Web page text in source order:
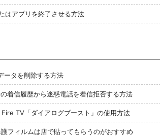
はアプリを終了させる方法
ータを削除する方法
着信履歴から迷惑電話を着信拒否する方法
TV「ダイアログブースト」の使用方法
フィルムは店で貼ってもらうのがおすすめ